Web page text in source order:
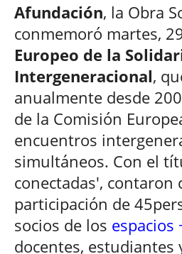
Afundación, la Obra
conmemoró martes,
Europeo de la
Intergeneracional,
anualmente desde
de la Comisión
encuentros
simultáneos. Con el
conectadas', contaron
participación de
socios de los espacios
docentes, estudiantes